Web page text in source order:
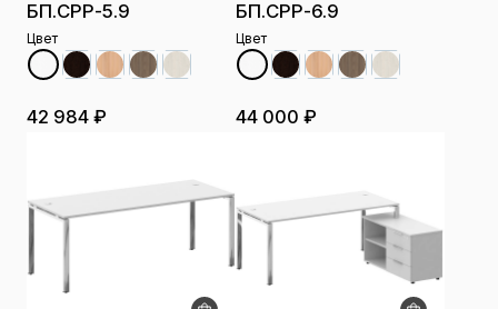
БП.СРР-5.9
Цвет
42 984 ₽
БП.СРР-6.9
Цвет
44 000 ₽